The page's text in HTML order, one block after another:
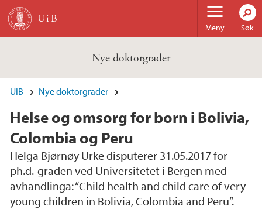
Hopp til hovedinnhold
Meny Søk
Nye doktorgrader
UiB Nye doktorgrader
Helse og omsorg for born i Bolivia,
Colombia og Peru
Helga Bjørnøy Urke disputerer 31.05.2017 for
ph.d.-graden ved Universitetet i Bergen med
avhandlinga: “Child health and child care of very
young children in Bolivia, Colombia and Peru”.